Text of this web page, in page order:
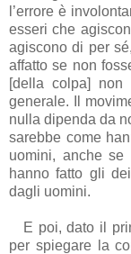
l’errore è
esseri che
agiscono di per
affatto se non
[della colpa]
generale. Il
nulla dipenda da
sarebbe come
uomini, anche se
hanno fatto gli
dagli uomini.
E poi, dato il
per spiegare la